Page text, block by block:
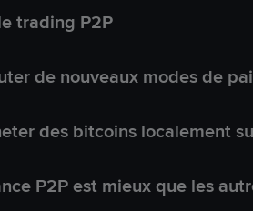
trading P2P
de nouveaux modes de
des bitcoins localement
P2P est mieux que les